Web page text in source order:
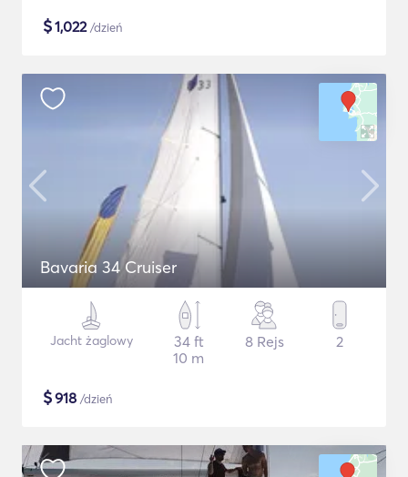
$1,022/dzień
Bavaria 34 Cruiser
Jacht żaglowy
34 ft
10 m
8 Rejs 2
$918 /dzień